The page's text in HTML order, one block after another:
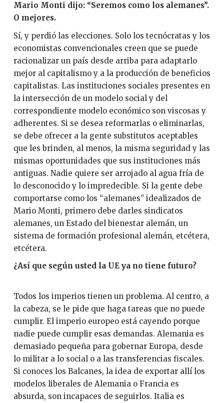
Mario Monti dijo: “Seremos como los alemanes”.
O mejores.
Sí, y perdió las elecciones. Solo los tecnócratas y los
economistas convencionales creen que se puede
racionalizar un país desde arriba para adaptarlo
mejor al capitalismo y a la producción de beneficios
capitalistas. Las instituciones sociales presentes en
la intersección de un modelo social y del
correspondiente modelo económico son viscosas y
adherentes. Si se desea reformarlas o eliminarlas,
se debe ofrecer a la gente substitutos aceptables
que les brinden, al menos, la misma seguridad y las
mismas oportunidades que sus instituciones más
antiguas. Nadie quiere ser arrojado al agua fría de
lo desconocido y lo impredecible. Si la gente debe
comportarse como los “alemanes” idealizados de
Mario Monti, primero debe darles sindicatos
alemanes, un Estado del bienestar alemán, un
sistema de formación profesional alemán, etcétera,
etcétera.
¿Así que según usted la UE ya no tiene futuro?
Todos los imperios tienen un problema. Al centro, a
la cabeza, se le pide que haga tareas que no puede
cumplir. El imperio europeo está cayendo porque
nadie puede cumplir esas demandas. Alemania es
demasiado pequeña para gobernar Europa, desde
lo militar a lo social o a las transferencias fiscales.
Si conoces los Balcanes, la idea de exportar allí los
modelos liberales de Alemania o Francia es
absurda, son incapaces de seguirlos. Italia es